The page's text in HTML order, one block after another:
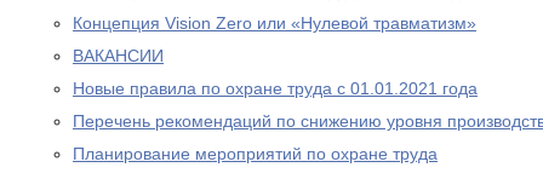
Концепция Vision Zero или «Нулевой травматизм»
ВАКАНСИИ
Новые правила по охране труда с 01.01.2021 года
Перечень рекомендаций по снижению уровня
Планирование мероприятий по охране труда